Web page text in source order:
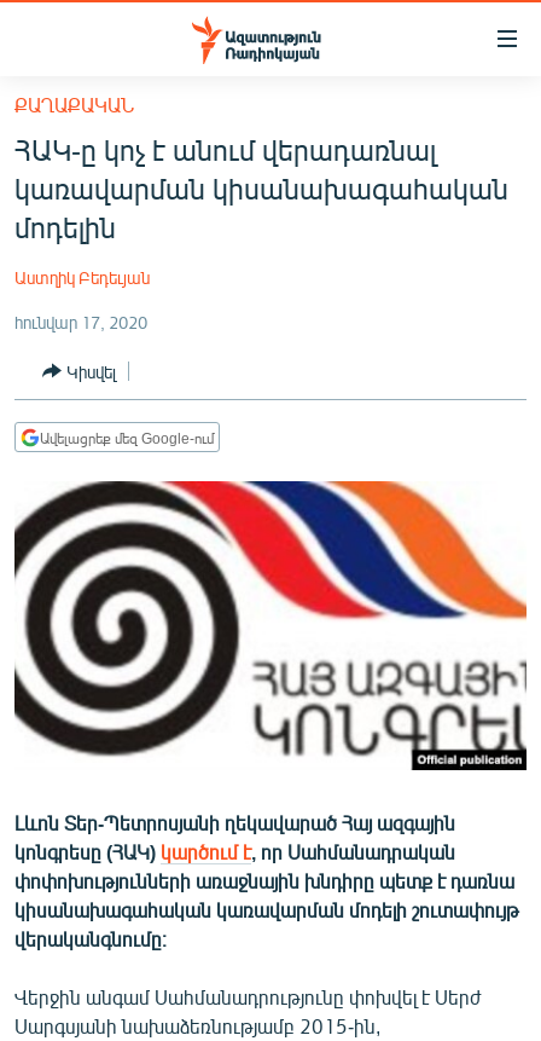
Մատչելիության
հիմնական
բովանդակությանը
Անցնել
հիմնական
մենյուին
ՀԱՅԱՍՏԱՆ
ՔԱՂԱՔԱԿԱՆ
ՏՆՏԵՍՈՒԹՅՈՒՆ
ՂԱՐԱԲԱՂ
ՏԱՐԱԾԱՇՐՋԱՆ
ՄԻՋԱԶԳԱՅԻՆ
ՄՇԱԿՈՒՅԹ
ՍՊՈՐՏ
ՄԵԿՆԱԲԱՆՈՒԹՅՈՒՆ
ՏՏ ԵՒ ԻՆՏԵՐՆԵՏ
ԱՐԽԻՎ
ՏԵՍԱՆՅՈՒԹԵՐ
ԲԱՆԱՎԵՃ
ՁԳՏԵԼՈՎ ԼԱՎԱԳՈՒՅՆԻՆ
ՓՈԴՔԱՍԹ
ՔԱՂԱՔԱԿԱՆ
ՀԱԿ-ը կոչ է անում վերադառնալ
կառավարման կիսանախագահական
մոդելին
Աստղիկ Բեդեւյան
հունվար 17, 2020
Կիսվել
Ավելացրեք մեզ Google-ում
Լևոն Տեր-Պետրոսյանի ղեկավարած Հայ ազգային
կոնգրեսը (ՀԱԿ) կարծում է, որ Սահմանադրական
փոփոխությունների առաջնային խնդիրը պետք է դառնա
կիսանախագահական կառավարման մոդելի շուտափույթ
վերականգնումը։
Վերջին անգամ Սահմանադրությունը փոխվել է Սերժ
Սարգսյանի նախաձեռնությամբ 2015-ին,